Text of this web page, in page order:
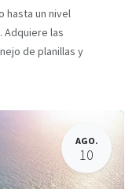
hasta un nivel
Adquiere las
de planillas y
AGO.
10